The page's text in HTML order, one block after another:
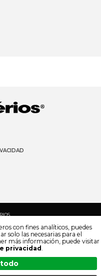
con fines analíticos, puedes
solo las necesarias para el
más información, puede visitar
privacidad .